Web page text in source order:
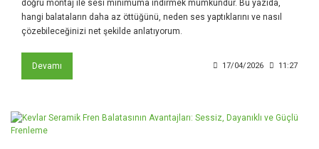
doğru montaj ile sesi minimuma indirmek mümkündür. Bu yazıda,
hangi balataların daha az öttüğünü, neden ses yaptıklarını ve nasıl
çözebileceğinizi net şekilde anlatıyorum.
Devamı 17/04/2026 11:27